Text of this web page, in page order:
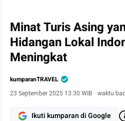
Minat Turis Asing
Hidangan Lokal
Meningkat
kumparanTRAVEL
23 September 2025 13:30 WIB · waktu
Ikuti kumparan di Google